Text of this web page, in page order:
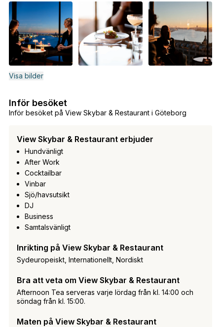
Visa bilder
Inför besöket på View Skybar & Restaurant i Göteborg
Inför besöket
View Skybar & Restaurant erbjuder
Hundvänligt
After Work
Cocktailbar
Vinbar
Sjö/havsutsikt
DJ
Business
Samtalsvänligt
Inrikting på View Skybar & Restaurant
Sydeuropeiskt, Internationellt, Nordiskt
Bra att veta om View Skybar & Restaurant
Afternoon Tea serveras varje lördag från kl. 14:00 och
söndag från kl. 15:00.
Maten på View Skybar & Restaurant